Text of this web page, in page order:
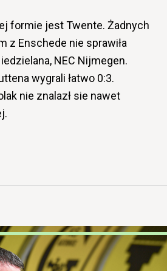
formie jest Twente. Żadnych
z Enschede nie sprawiła
NEC Nijmegen.
wygrali łatwo 0:3.
nie znalazł sie nawet